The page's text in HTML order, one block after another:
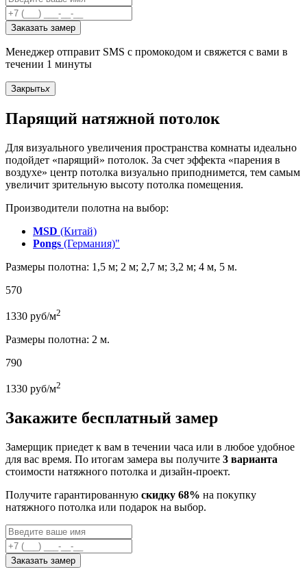
Заказать замер
Менеджер отправит SMS с промокодом и свяжется с вами в
течении 1 минуты
Закрытьx
Парящий натяжной потолок
Для визуального увеличения пространства комнаты идеально
подойдет «парящий» потолок. За счет эффекта «парения в
воздухе» центр потолка визуально приподнимется, тем самым
увеличит зрительную высоту потолка помещения.
Производители полотна на выбор:
MSD (Китай)
Pongs (Германия)"
Размеры полотна: 1,5 м; 2 м; 2,7 м; 3,2 м; 4 м, 5 м.
570
1330 руб/м2
Размеры полотна: 2 м.
790
1330 руб/м2
Закажите бесплатный замер
Замерщик приедет к вам в течении часа или в любое удобное
для вас время. По итогам замера вы получите 3 варианта
стоимости натяжного потолка и дизайн-проект.
Получите гарантированную скидку 68% на покупку
натяжного потолка или подарок на выбор.
Заказать замер